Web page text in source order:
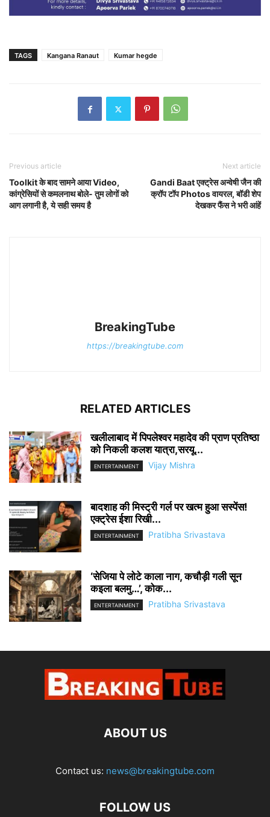
TAGS Kangana Ranaut Kumar hegde
Previous article
Toolkit के बाद सामने आया Video,
कांग्रेसियों से कमलनाथ बोले- तुम लोगों को
आग लगानी है, ये सही समय है
Next article
Gandi Baat एक्ट्रेस अन्वेषी जैन की
क्रॉप टॉप Photos वायरल, बॉडी शेप
देखकर फैंस ने भरी आंहें
BreakingTube
https://breakingtube.com
RELATED ARTICLES
खलीलाबाद में पिपलेश्वर महादेव की प्राण प्रतिष्ठा
को निकली कलश यात्रा,सरयू...
ENTERTAINMENT Vijay Mishra
बादशाह की मिस्ट्री गर्ल पर खत्म हुआ सस्पेंस!
एक्ट्रेस ईशा रिखी...
ENTERTAINMENT Pratibha Srivastava
‘सेजिया पे लोटे काला नाग, कचौड़ी गली सून
कइला बलमु…’, कोक...
ENTERTAINMENT Pratibha Srivastava
ABOUT US
Contact us: news@breakingtube.com
FOLLOW US